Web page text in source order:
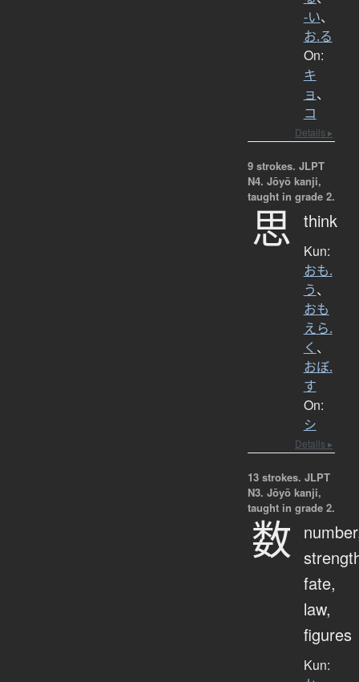
-い、
お.る
On:
キ
ョ、
コ
Details ▸
9 strokes. JLPT
N4. Jōyō kanji,
taught in grade 2.
思 think
Kun:
おも.
う、
おも
えら.
く 、
おぼ.
す
On:
シ
Details ▸
13 strokes. JLPT
N3. Jōyō kanji,
taught in grade 2.
数
fate,
law,
figures
Kun: